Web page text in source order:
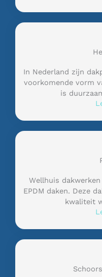
In Nederland zijn
voorkomende vorm
is
Wellhuis
EPDM daken. Deze
kwaliteit